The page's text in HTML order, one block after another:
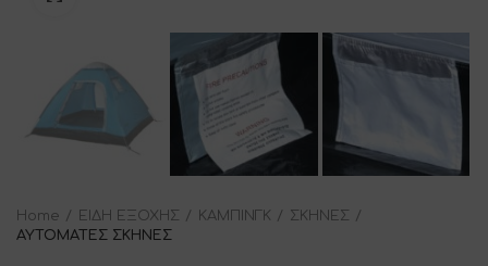
Home ΕΙΔΗ ΕΞΟΧΗΣ ΚΑΜΠΙΝΓΚ
ΣΚΗΝΕΣ
ΑΥΤΟΜΑΤΕΣ ΣΚΗΝΕΣ